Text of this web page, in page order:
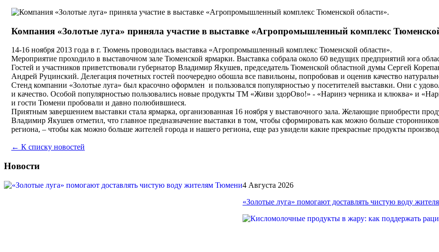
Компания «Золотые луга» приняла участие в выставке «Агропромышленный комплекс
14-16 ноября 2013 года в г. Тюмень проводилась выставка «Агропромышленный комплекс Тюменской области».
Мероприятие проходило в выставочном зале Тюменской ярмарки. Выставка собрала около 60 ведущих предприятий юга
Гостей и участников приветствовали губернатор Владимир Якушев, председатель Тюменской областной думы Сергей
Андрей Руцинский. Делегация почетных гостей поочередно обошла все павильоны, попробовав и оценив качество
Стенд компании «Золотые луга» был красочно оформлен и пользовался популярностью у посетителей выставки. Они с
и качество. Особой популярностью пользовались новые продукты ТМ «Живи здорОво!» - «Наринэ черника и клюква» и
и гости Тюмени пробовали и давно полюбившиеся.
Приятным завершением выставки стала ярмарка, организованная 16 ноября у выставочного зала. Желающие приобрести
Владимир Якушев отметил, что главное предназначение выставки в том, чтобы сформировать как можно больше
региона, – чтобы как можно больше жителей города и нашего региона, еще раз увидели какие прекрасные продукты
← К списку новостей
Новости
4 Августа 2026
«Золотые луга» помогают доставлять чистую воду